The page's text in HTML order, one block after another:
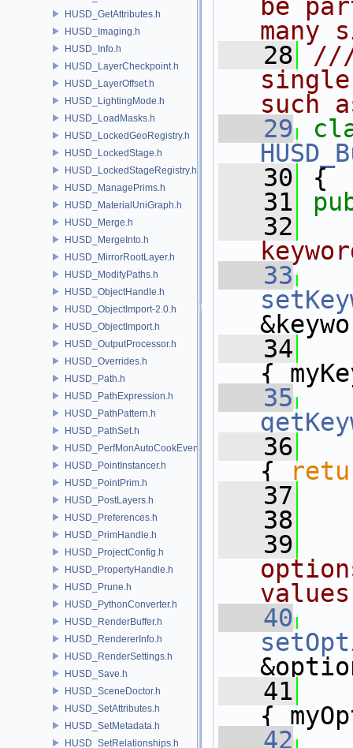
HUSD_GetAttributes.h
HUSD_Imaging.h
HUSD_Info.h
HUSD_LayerCheckpoint.h
HUSD_LayerOffset.h
HUSD_LightingMode.h
HUSD_LoadMasks.h
HUSD_LockedGeoRegistry.h
HUSD_LockedStage.h
HUSD_LockedStageRegistry.h
HUSD_ManagePrims.h
HUSD_MaterialUniGraph.h
HUSD_Merge.h
HUSD_MergeInto.h
HUSD_MirrorRootLayer.h
HUSD_ModifyPaths.h
HUSD_ObjectHandle.h
HUSD_ObjectImport-2.0.h
HUSD_ObjectImport.h
HUSD_OutputProcessor.h
HUSD_Overrides.h
HUSD_Path.h
HUSD_PathExpression.h
HUSD_PathPattern.h
HUSD_PathSet.h
HUSD_PerfMonAutoCookEvent.h
HUSD_PointInstancer.h
HUSD_PointPrim.h
HUSD_PostLayers.h
HUSD_Preferences.h
HUSD_PrimHandle.h
HUSD_ProjectConfig.h
HUSD_PropertyHandle.h
HUSD_Prune.h
HUSD_PythonConverter.h
HUSD_RenderBuffer.h
HUSD_RendererInfo.h
HUSD_RenderSettings.h
HUSD_Save.h
HUSD_SceneDoctor.h
HUSD_SetAttributes.h
HUSD_SetMetadata.h
HUSD_SetRelationships.h
be
many
   28
///
such
   29
   30
{
   31
   32
   33
   34
{
   35
   36
{
   37
   38
   39
   40
   41
{
   42